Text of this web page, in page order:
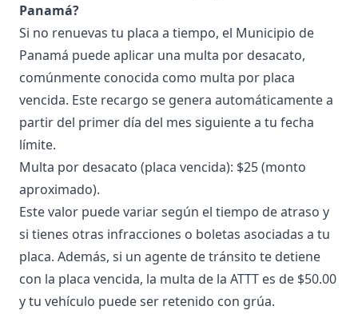
Panamá?
Si no renuevas tu placa a tiempo, el Municipio de
Panamá puede aplicar una multa por desacato,
comúnmente conocida como multa por placa
vencida. Este recargo se genera automáticamente a
partir del primer día del mes siguiente a tu fecha
límite.
Multa por desacato (placa vencida): $25 (monto
aproximado).
Este valor puede variar según el tiempo de atraso y
si tienes otras infracciones o boletas asociadas a tu
placa. Además, si un agente de tránsito te detiene
con la placa vencida, la multa de la ATTT es de $50.00
y tu vehículo puede ser retenido con grúa.